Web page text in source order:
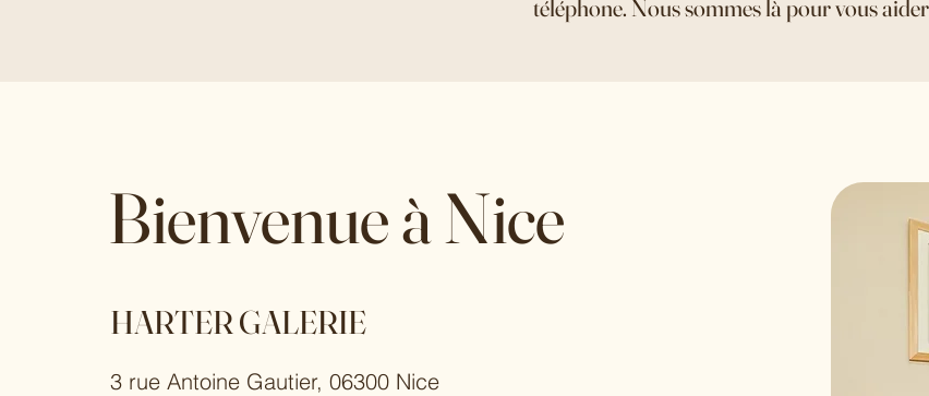
téléphone. Nous sommes là pour vous
Bienvenue à Nice
HARTER GALERIE
3 rue Antoine Gautier, 06300 Nice